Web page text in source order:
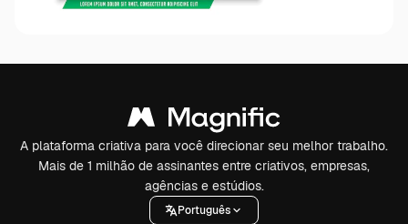
A plataforma criativa para você direcionar seu melhor trabalho.
Mais de 1 milhão de assinantes entre criativos, empresas,
agências e estúdios.
Português